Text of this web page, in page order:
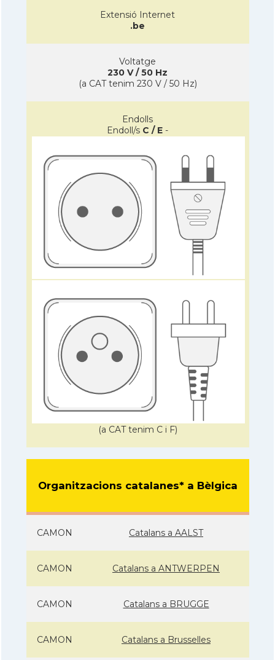
Extensió Internet
.be
Voltatge
230 V / 50 Hz
(a CAT tenim 230 V / 50 Hz)
Endolls
Endoll/s C / E -
(a CAT tenim C i F)
Organitzacions catalanes* a Bèlgica
CAMON Catalans a AALST
CAMON Catalans a ANTWERPEN
CAMON Catalans a BRUGGE
CAMON Catalans a Brusselles